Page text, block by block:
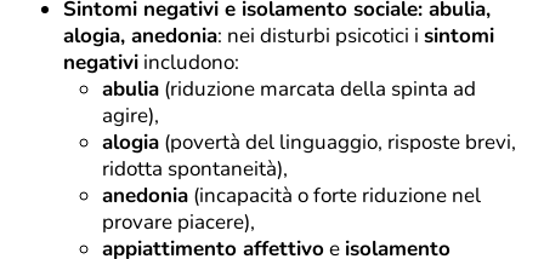
Sintomi negativi e isolamento sociale: abulia,
alogia, anedonia: nei disturbi psicotici i sintomi
negativi includono:
abulia (riduzione marcata della spinta ad
agire),
alogia (povertà del linguaggio, risposte brevi,
ridotta spontaneità),
anedonia (incapacità o forte riduzione nel
provare piacere),
appiattimento affettivoe isolamento